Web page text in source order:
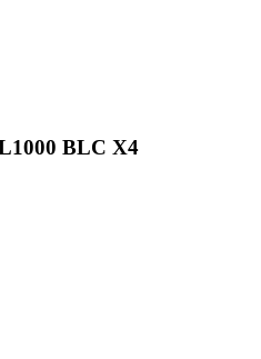
BLC X4